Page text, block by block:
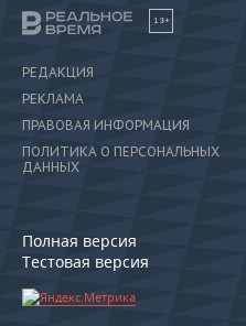
18+
РЕДАКЦИЯ
РЕКЛАМА
ПРАВОВАЯ ИНФОРМАЦИЯ
ПОЛИТИКА О ПЕРСОНАЛЬНЫХ
ДАННЫХ
Полная версия
Тестовая версия